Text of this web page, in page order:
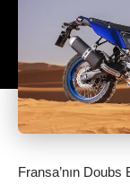
Fransa’nın Doubs